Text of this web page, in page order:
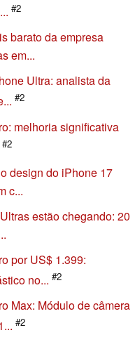
#2
barato da empresa
em...
Ultra: analista da
#2
melhoria significativa
#2
design do iPhone 17
c...
estão chegando: 20
por US$ 1.399:
no... #2
Max: Módulo de câmera
#2